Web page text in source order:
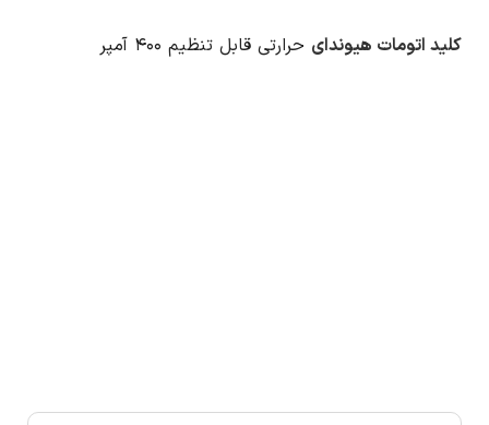
کلید اتومات هیوندای حرارتی قابل تنظیم ۴۰۰ آمپر